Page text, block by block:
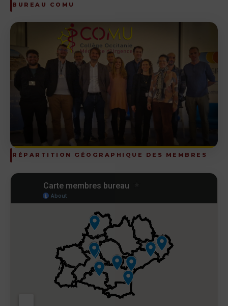
BUREAU COMU
RÉPARTITION GÉOGRAPHIQUE DES MEMBRES